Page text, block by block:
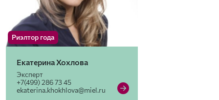
Риэлтор года
Екатерина Хохлова
Эксперт
+7(499) 286 73 45
ekaterina.khokhlova@miel.ru